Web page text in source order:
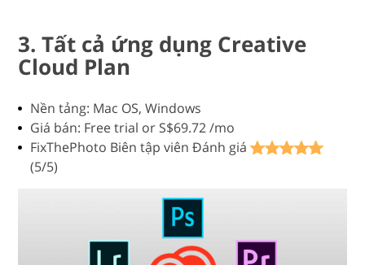
3. Tất cả ứng dụng Creative
Cloud Plan
Nền tảng: Mac OS, Windows
Giá bán: Free trial or S$69.72 /mo
FixThePhoto Biên tập viên Đánh giá
(5/5)